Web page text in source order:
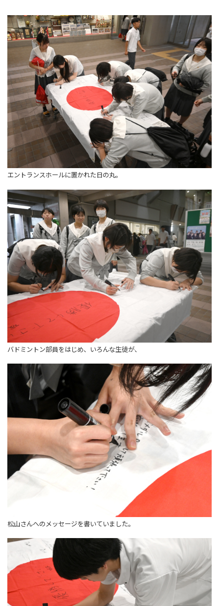
エントランスホールに置かれた日の丸。
バドミントン部員をはじめ、いろんな生徒が、
松山さんへのメッセージを書いていました。